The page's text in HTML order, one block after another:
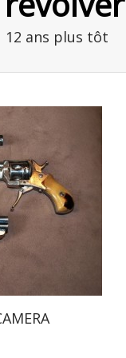
12 ans plus tôt